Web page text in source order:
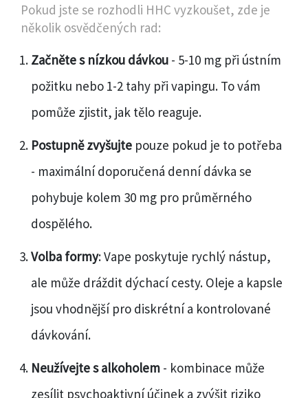
Pokud jste se rozhodli HHC vyzkoušet, zde je
několik osvědčených rad:
Začněte s nízkou dávkou - 5-10 mg při ústním
požitku nebo 1-2 tahy při vapingu. To vám
pomůže zjistit, jak tělo reaguje.
Postupně zvyšujte pouze pokud je to potřeba
- maximální doporučená denní dávka se
pohybuje kolem 30 mg pro průměrného
dospělého.
Volba formy: Vape poskytuje rychlý nástup,
ale může dráždit dýchací cesty. Oleje a kapsle
jsou vhodnější pro diskrétní a kontrolované
dávkování.
Neužívejte s alkoholem - kombinace může
zesílit psychoaktivní účinek a zvýšit riziko